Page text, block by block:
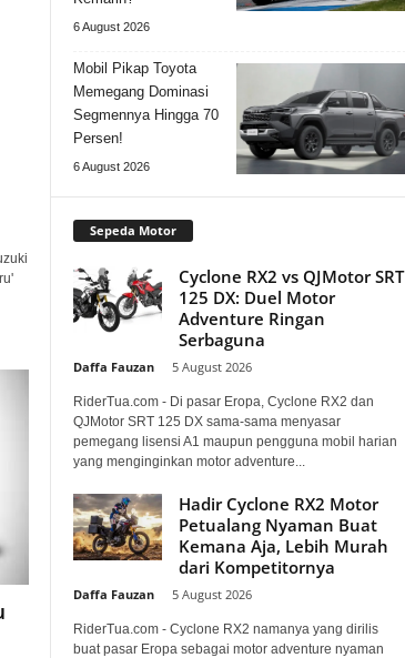
6 August 2026
Mobil Pikap Toyota
Memegang Dominasi
Segmennya Hingga 70
Persen!
6 August 2026
Sepeda Motor
Cyclone RX2 vs QJMotor SRT
125 DX: Duel Motor
Adventure Ringan
Serbaguna
Daffa Fauzan 5 August 2026
RiderTua.com - Di pasar Eropa, Cyclone RX2 dan
QJMotor SRT 125 DX sama-sama menyasar
pemegang lisensi A1 maupun pengguna mobil harian
yang menginginkan motor adventure...
Hadir Cyclone RX2 Motor
Petualang Nyaman Buat
Kemana Aja, Lebih Murah
dari Kompetitornya
Daffa Fauzan 5 August 2026
RiderTua.com - Cyclone RX2 namanya yang dirilis
buat pasar Eropa sebagai motor adventure nyaman